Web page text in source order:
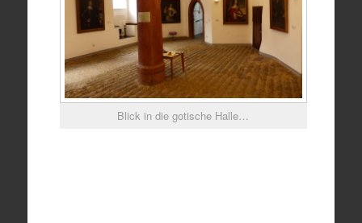
Blick in die gotische Halle…